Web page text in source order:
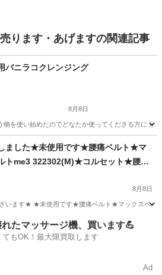
ります・あげますの関連記事
バニラコクレンジング
8月8日
物を使い始めたのでどなたか使ってくださる方に
スキンケア
ました★未使用です★腰痛ベルト★マ
トme3 322302(M)★コルセット★腰サ
療用品メーカー★
8月8日
います★ ★未使用です★腰痛ベルト★マックスベ
マッサージ器 コルセット
れたマッサージ機、買います💪
てもOK！最大限買取します
Ad